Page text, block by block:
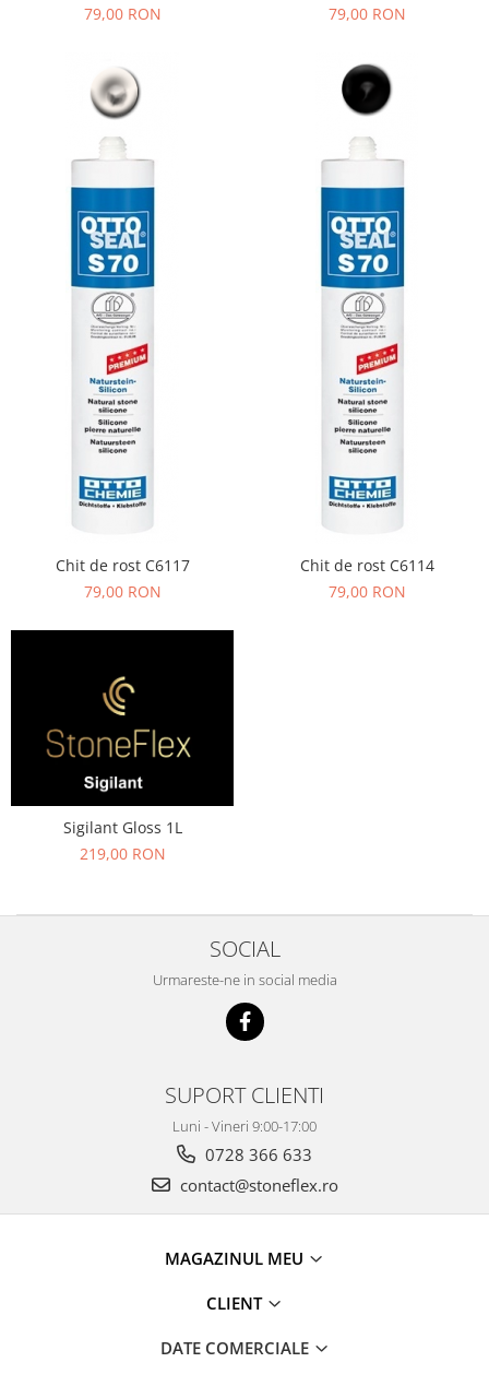
79,00 RON
79,00 RON
Chit de rost C6117
79,00 RON
Chit de rost C6114
79,00 RON
Sigilant Gloss 1L
219,00 RON
SOCIAL
Urmareste-ne in social media
SUPORT CLIENTI
Luni - Vineri 9:00-17:00
0728 366 633
contact@stoneflex.ro
MAGAZINUL MEU
CLIENT
DATE COMERCIALE